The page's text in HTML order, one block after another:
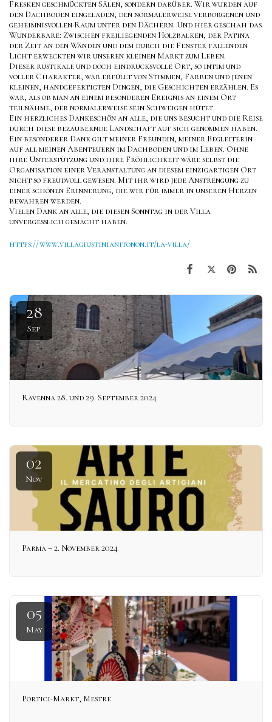
Fresken geschmückten Sälen, sondern darüber. Wir wurden auf
den Dachboden eingeladen, den normalerweise verborgenen und
geheimnisvollen Raum unter den Dächern. Und hier geschah das
Wunderbare: Zwischen freiliegenden Holzbalken, der Patina
der Zeit an den Wänden und dem durch die Fenster fallenden
Licht erweckten wir unseren kleinen Markt zum Leben.
Dieser rustikale und doch eindrucksvolle Ort, so intim und
voller Charakter, war erfüllt von Stimmen, Farben und jenen
kleinen, handgefertigten Dingen, die Geschichten erzählen. Es
war, als ob man an einem besonderen Ereignis an einem Ort
teilnähme, der normalerweise sein Schweigen hütet.
Ein herzliches Dankeschön an alle, die uns besucht und die Reise
durch diese bezaubernde Landschaft auf sich genommen haben.
Ein besonderer Dank gilt meiner Freundin, meiner Begleiterin
auf all meinen Abenteuern im Dachboden und im Leben. Ohne
ihre Unterstützung und ihre Fröhlichkeit wäre selbst die
Organisation einer Veranstaltung an diesem einzigartigen Ort
nicht so freudvoll gewesen. Mit ihr wird jede Anstrengung zu
einer schönen Erinnerung, die wir für immer in unseren Herzen
bewahren werden.
Vielen Dank an alle, die diesen Sonntag in der Villa
unvergesslich gemacht haben.
https://www.villagiustinianitonon.it/la-villa/
28
Sep
Ravenna 28. und 29. September 2024
02
Nov
Parma – 2. November 2024
05
May
Portici-Markt, Mestre